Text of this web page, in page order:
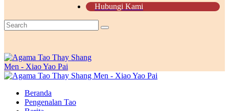
Hubungi Kami
Beranda
Pengenalan Tao